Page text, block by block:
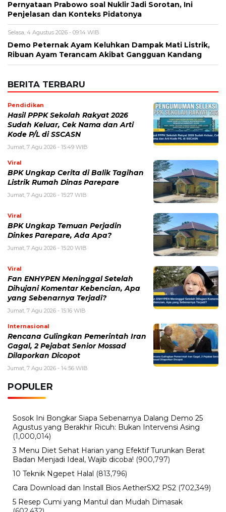
Pernyataan Prabowo soal Nuklir Jadi Sorotan, Ini
Penjelasan dan Konteks Pidatonya
Selasa, 4 Agustus 2026 - 09:14 WIB
Demo Peternak Ayam Keluhkan Dampak Mati Listrik,
Ribuan Ayam Terancam Akibat Gangguan Kandang
BERITA TERBARU
Pendidikan
Hasil PPPK Sekolah Rakyat 2026
Sudah Keluar, Cek Nama dan Arti
Kode P/L di SSCASN
Jumat, 7 Agu 2026 - 15:49 WIB
Viral
BPK Ungkap Cerita di Balik Tagihan
Listrik Rumah Dinas Parepare
Jumat, 7 Agu 2026 - 15:27 WIB
Viral
BPK Ungkap Temuan Perjadin
Dinkes Parepare, Ada Apa?
Jumat, 7 Agu 2026 - 15:20 WIB
Viral
Fan ENHYPEN Meninggal Setelah
Dihujani Komentar Kebencian, Apa
yang Sebenarnya Terjadi?
Jumat, 7 Agu 2026 - 15:16 WIB
Internasional
Rencana Gulingkan Pemerintah Iran
Gagal, 2 Pejabat Senior Mossad
Dilaporkan Dicopot
Jumat, 7 Agu 2026 - 14:56 WIB
POPULER
Sosok Ini Bongkar Siapa Sebenarnya Dalang Demo 25
Agustus yang Berakhir Ricuh: Bukan Intervensi Asing
(1,000,014)
3 Menu Diet Sehat Harian yang Efektif Turunkan Berat
Badan Menjadi Ideal, Wajib dicoba! (900,797)
10 Teknik Ngepet Halal (813,796)
Cara Download dan Install Bios AetherSX2 PS2 (702,349)
5 Resep Cumi yang Mantul dan Mudah Dimasak